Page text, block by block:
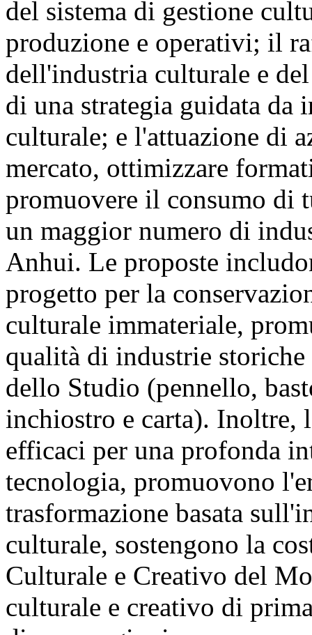
del sistema di gestione
produzione e operativi; il
dell'industria culturale e
di una strategia guidata
culturale; e l'attuazione di
mercato, ottimizzare
promuovere il consumo di
un maggior numero di
Anhui. Le proposte
progetto per la
culturale immateriale,
qualità di industrie
dello Studio (pennello,
inchiostro e carta). Inoltre,
efficaci per una profonda
tecnologia, promuovono
trasformazione basata
culturale, sostengono la
Culturale e Creativo del
culturale e creativo di